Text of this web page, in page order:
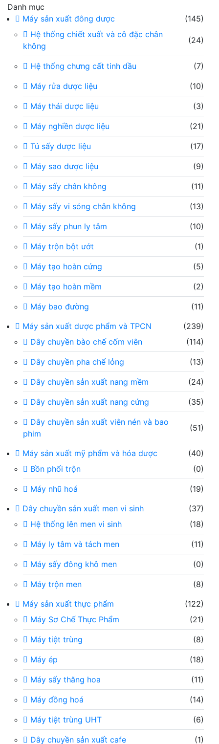
Danh mục
Máy sản xuất đông dược
(145)
Hệ thống chiết xuất và cô đặc chân
không
(24)
Hệ thống chưng cất tinh dầu (7)
Máy rửa dược liệu (10)
Máy thái dược liệu (3)
Máy nghiền dược liệu (21)
Tủ sấy dược liệu (17)
Máy sao dược liệu (9)
Máy sấy chân không (11)
Máy sấy vi sóng chân không (13)
Máy sấy phun ly tâm (10)
Máy trộn bột ướt (1)
Máy tạo hoàn cứng (5)
Máy tạo hoàn mềm (2)
Máy bao đường
(11)
Máy sản xuất dược phẩm và TPCN
(239)
Dây chuyền bào chế cốm viên
(114)
Dây chuyền pha chế lỏng (13)
Dây chuyền sản xuất nang mềm (24)
Dây chuyền sản xuất nang cứng (35)
Dây chuyền sản xuất viên nén và bao
phim
(51)
Máy sản xuất mỹ phẩm và hóa dược
(40)
Bồn phối trộn
(0)
Máy nhũ hoá
(19)
Dây chuyền sản xuất men vi sinh
(37)
Hệ thống lên men vi sinh
(18)
Máy ly tâm và tách men (11)
Máy sấy đông khô men (0)
Máy trộn men
(8)
Máy sản xuất thực phẩm
(122)
Máy Sơ Chế Thực Phẩm
(21)
Máy tiệt trùng (8)
Máy ép (18)
Máy sấy thăng hoa (11)
Máy đồng hoá (14)
Máy tiệt trùng UHT (6)
Dây chuyền sản xuất cafe (1)